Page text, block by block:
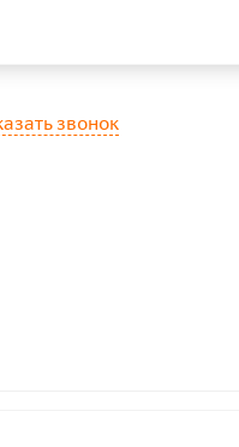
звонок